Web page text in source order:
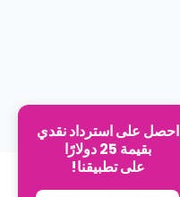
احصل على استرداد نقدي
بقيمة 25 دولارًا
على تطبيقنا!